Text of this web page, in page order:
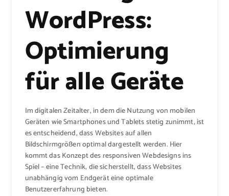
WordPress:
Optimierung
für alle Geräte
Im digitalen Zeitalter, in dem die Nutzung von mobilen
Geräten wie Smartphones und Tablets stetig zunimmt, ist
es entscheidend, dass Websites auf allen
Bildschirmgrößen optimal dargestellt werden. Hier
kommt das Konzept des responsiven Webdesigns ins
Spiel – eine Technik, die sicherstellt, dass Websites
unabhängig vom Endgerät eine optimale
Benutzererfahrung bieten.